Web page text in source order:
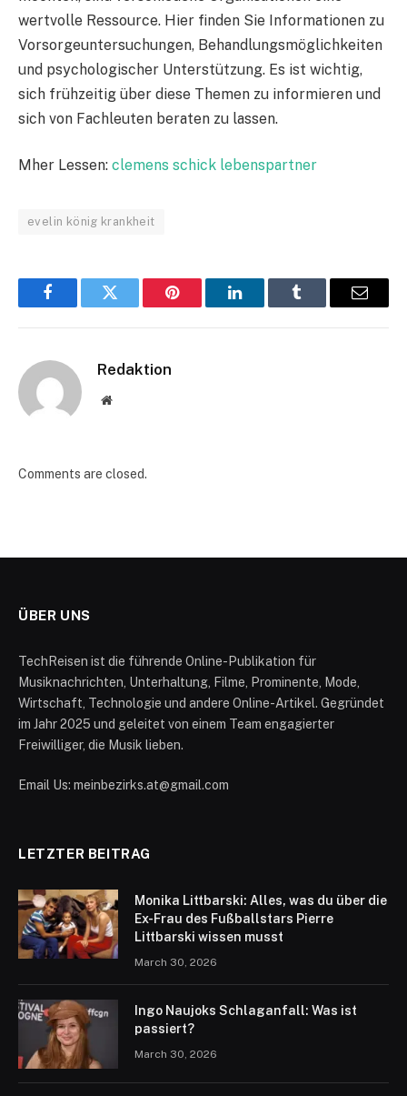
wertvolle Ressource. Hier finden Sie Informationen zu
Vorsorgeuntersuchungen, Behandlungsmöglichkeiten
und psychologischer Unterstützung. Es ist wichtig,
sich frühzeitig über diese Themen zu informieren und
sich von Fachleuten beraten zu lassen.
Mher Lessen: clemens schick lebenspartner
evelin könig krankheit
FacebookTwitter Pinterest LinkedInTumblr Email
Redaktion
Website
Comments are closed.
ÜBER UNS
TechReisen ist die führende Online-Publikation für
Musiknachrichten, Unterhaltung, Filme, Prominente, Mode,
Wirtschaft, Technologie und andere Online-Artikel. Gegründet
im Jahr 2025 und geleitet von einem Team engagierter
Freiwilliger, die Musik lieben.
Email Us: meinbezirks.at@gmail.com
LETZTER BEITRAG
Monika Littbarski: Alles, was du über die
Ex-Frau des Fußballstars Pierre
Littbarski wissen musst
March 30, 2026
Ingo Naujoks Schlaganfall: Was ist
passiert?
March 30, 2026